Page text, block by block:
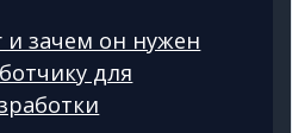
и зачем он нужен
для